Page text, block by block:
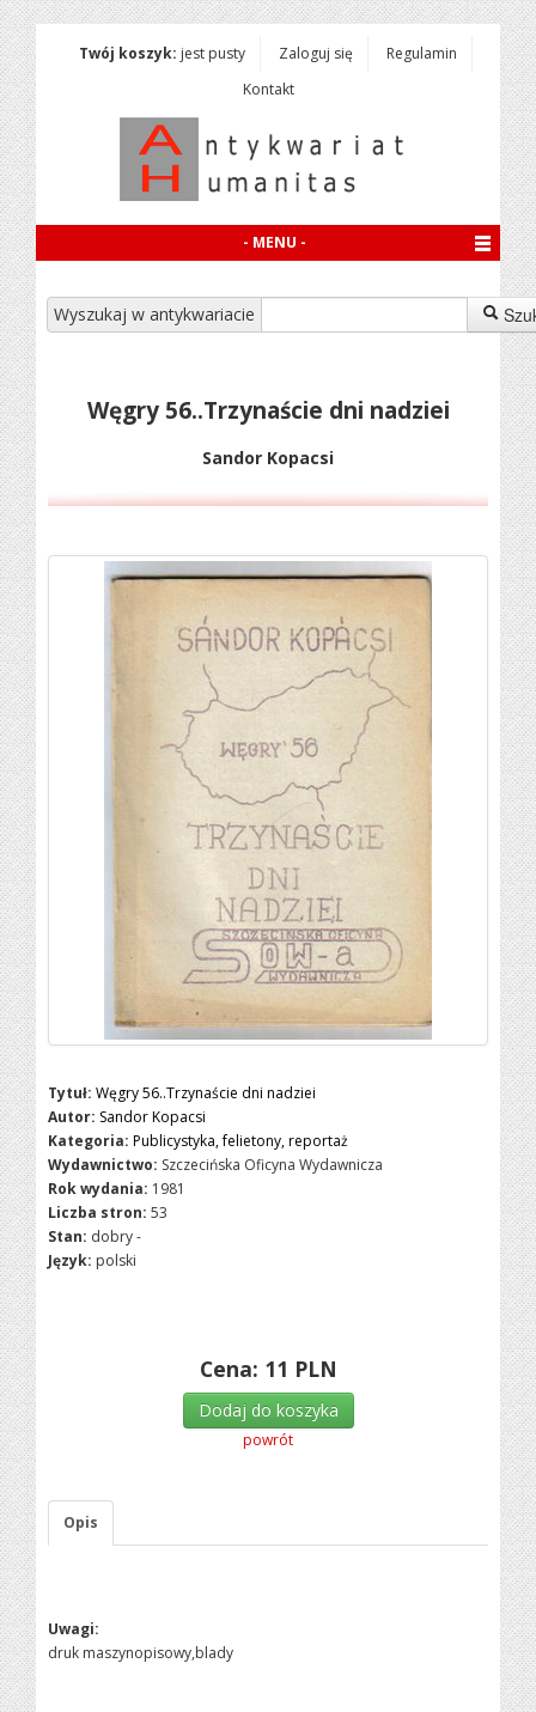
Twój koszyk: jest pusty Zaloguj się
Regulamin
Kontakt
- MENU -
Wyszukaj w antykwariacie
Węgry 56..Trzynaście dni nadziei
Sandor Kopacsi
Tytuł: Węgry 56..Trzynaście dni nadziei
Autor: Sandor Kopacsi
Kategoria: Publicystyka, felietony, reportaż
Wydawnictwo: Szczecińska Oficyna Wydawnicza
Rok wydania: 1981
Liczba stron: 53
Stan: dobry -
Język: polski
Cena: 11 PLN
Dodaj do koszyka
powrót
Opis
Uwagi:
druk maszynopisowy,blady